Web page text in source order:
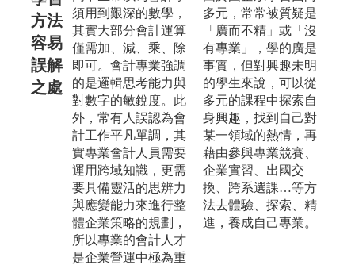
方法
容易
誤解
之處
須用到艱深的數學，
其實大部分會計運算
僅需加、減、乘、除
即可。會計專業強調
的是邏輯思考能力與
對數字的敏銳度。此
外，常有人誤認為會
計工作平凡單調，其
實專業會計人員需要
運用跨域知識，更需
要具備靈活的思辨力
與應變能力來進行整
體企業策略的規劃，
所以專業的會計人才
是企業營運中極為重
多元，常常被質疑是
「廣而不精」或「沒
有專業」，學的廣是
事實，但對興趣未明
的學生來說，可以從
多元的課程中探索自
身興趣，找到自己對
某一領域的熱情，再
藉由參與專業競賽、
企業實習、出國交
換、跨系選課…等方
法去體驗、探索、精
進，養成自己專業。